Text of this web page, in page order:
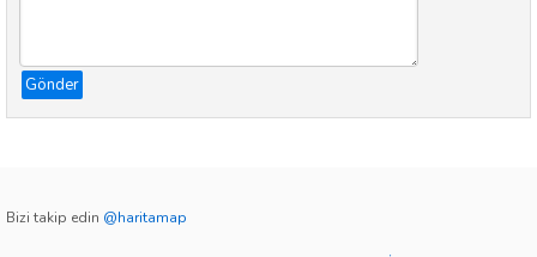
Gönder
Bizi takip edin @haritamap